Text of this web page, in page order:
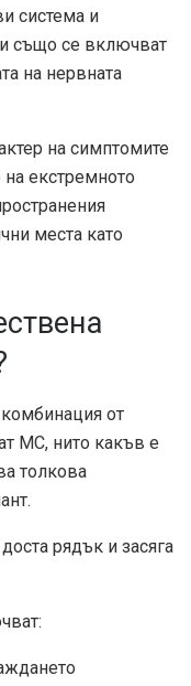
система и
също се включват
на нервната
на симптомите
екстремното
места като
комбинация от
МС, нито какъв е
толкова
рядък и засяга